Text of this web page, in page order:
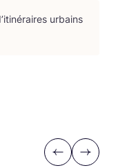
urbains
Previous
Next